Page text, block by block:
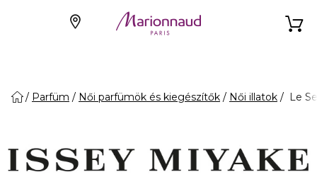
Parfüm Női parfümök és kiegészítők Női illatok Le